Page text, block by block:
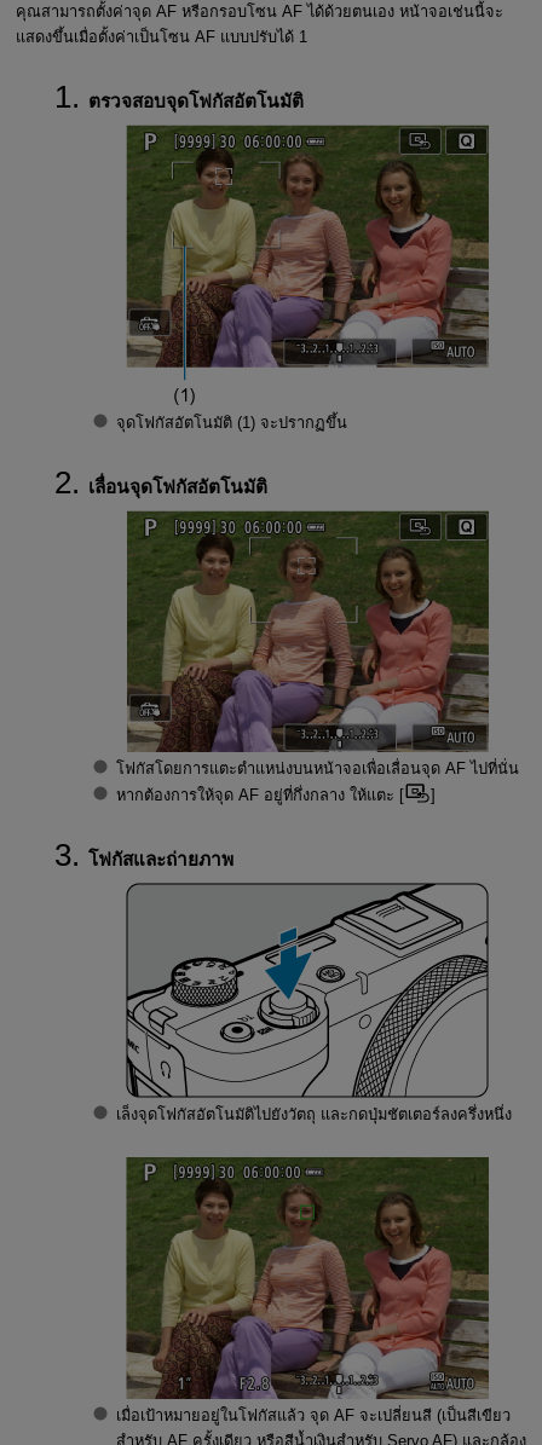
คุณสามารถตั้งค่าจุด AF หรือกรอบโซน AF ได้ด้วยตนเอง หน้าจอเช่นนี้จะ
แสดงขึ้นเมื่อตั้งค่าเป็นโซน AF แบบปรับได้ 1
ตรวจสอบจุดโฟกัสอัตโนมัติ
จุดโฟกัสอัตโนมัติ (1) จะปรากฏขึ้น
เลื่อนจุดโฟกัสอัตโนมัติ
โฟกัสโดยการแตะตำแหน่งบนหน้าจอเพื่อเลื่อนจุด AF ไปที่นั่น
หากต้องการให้จุด AF อยู่ที่กึ่งกลาง ให้แตะ [
]
โฟกัสและถ่ายภาพ
เล็งจุดโฟกัสอัตโนมัติไปยังวัตถุ และกดปุ่มชัตเตอร์ลงครึ่งหนึ่ง
เมื่อเป้าหมายอยู่ในโฟกัสแล้ว จุด AF จะเปลี่ยนสี (เป็นสีเขียว
สำหรับ AF ครั้งเดียว หรือสีน้ำเงินสำหรับ Servo AF) และกล้อง